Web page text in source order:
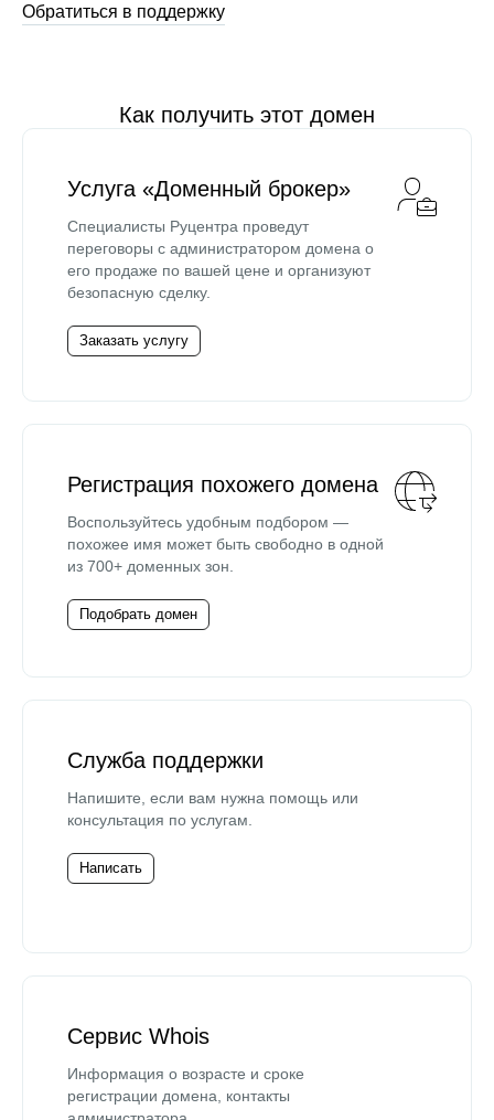
Обратиться в поддержку
Как получить этот домен
Услуга «Доменный брокер»
Специалисты Руцентра проведут
переговоры с администратором домена о
его продаже по вашей цене и организуют
безопасную сделку.
Заказать услугу
Регистрация похожего домена
Воспользуйтесь удобным подбором —
похожее имя может быть свободно в одной
из 700+ доменных зон.
Подобрать домен
Служба поддержки
Напишите, если вам нужна помощь или
консультация по услугам.
Написать
Сервис Whois
Информация о возрасте и сроке
регистрации домена, контакты